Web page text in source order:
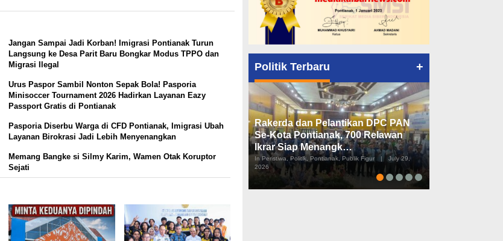
Jangan Sampai Jadi Korban! Imigrasi Pontianak Turun
Langsung ke Desa Parit Baru Bongkar Modus TPPO dan
Migrasi Ilegal
Urus Paspor Sambil Nonton Sepak Bola! Pasporia
Minisoccer Tournament 2026 Hadirkan Layanan Eazy
Passport Gratis di Pontianak
Pasporia Diserbu Warga di CFD Pontianak, Imigrasi Ubah
Layanan Birokrasi Jadi Lebih Menyenangkan
Memang Bangke si Silmy Karim, Wamen Otak Koruptor
Sejati
Politik Terbaru +
Rakerda dan Pelantikan DPC PAN
Se-Kota Pontianak, 700 Relawan
Ikrar Siap Menangk…
In Peristiwa, Politik, Pontianak, Publik Figur |
July 29,
2026